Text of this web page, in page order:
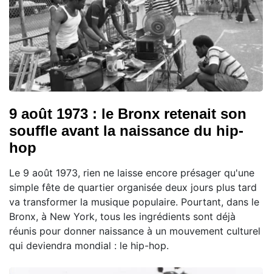
9 août 1973 : le Bronx retenait son
souffle avant la naissance du hip-
hop
Le 9 août 1973, rien ne laisse encore présager qu'une
simple fête de quartier organisée deux jours plus tard
va transformer la musique populaire. Pourtant, dans le
Bronx, à New York, tous les ingrédients sont déjà
réunis pour donner naissance à un mouvement culturel
qui deviendra mondial : le hip-hop.